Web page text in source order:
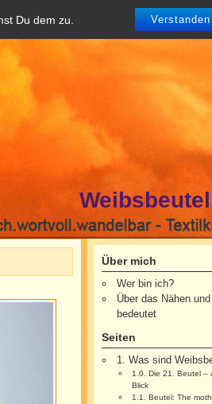
Du dem zu. Verstanden
Über mich
Wer bin ich?
Über das Nähen
bedeutet
Seiten
1. Was sind
1.0. Die 21. Beutel –
Blick
1.1. Beutel: The